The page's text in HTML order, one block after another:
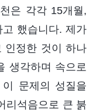
은 각각 15개월,
했습니다. 제가
인정한 것이 하나
생각하며 속으로
문제의 성질을
리석음으로 큰 붉